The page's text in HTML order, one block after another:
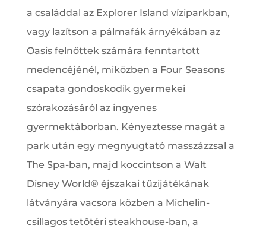
a családdal az Explorer Island víziparkban,
vagy lazítson a pálmafák árnyékában az
Oasis felnőttek számára fenntartott
medencéjénél, miközben a Four Seasons
csapata gondoskodik gyermekei
szórakozásáról az ingyenes
gyermektáborban. Kényeztesse magát a
park után egy megnyugtató masszázzsal a
The Spa-ban, majd koccintson a Walt
Disney World® éjszakai tűzijátékának
látványára vacsora közben a Michelin-
csillagos tetőtéri steakhouse-ban, a